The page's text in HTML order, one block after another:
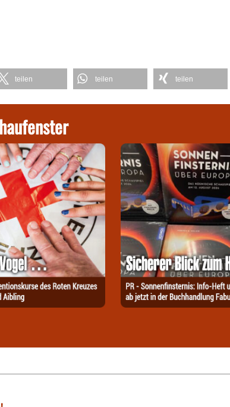
teilen teilen teilen